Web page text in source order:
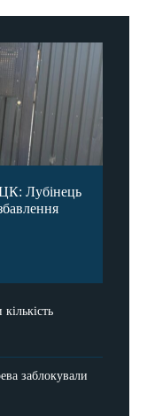
Лубінець
заблокували